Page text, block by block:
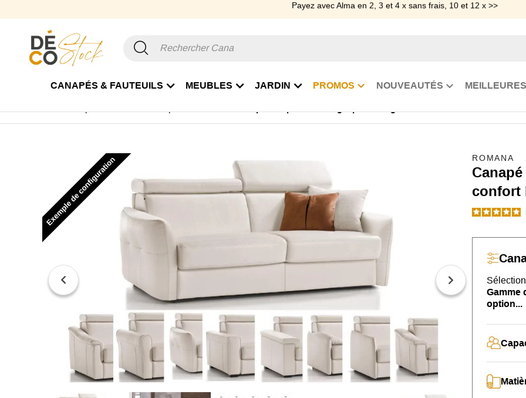
Payez avec Alma en 2, 3 et 4 x sans frais, 10 et 12 x >>
CANAPÉS & FAUTEUILS MEUBLES JARDIN PROMOS NOUVEAUTÉS
ROMANA
confort
Gamme
option...